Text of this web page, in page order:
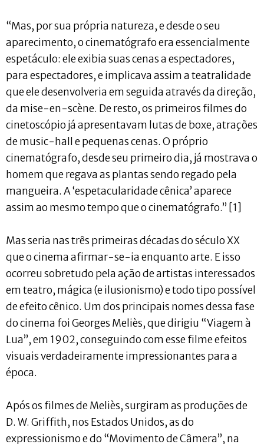
“Mas, por sua própria natureza, e desde o seu
aparecimento, o cinematógrafo era essencialmente
espetáculo: ele exibia suas cenas a espectadores,
para espectadores, e implicava assim a teatralidade
que ele desenvolveria em seguida através da direção,
da mise-en-scène. De resto, os primeiros filmes do
cinetoscópio já apresentavam lutas de boxe, atrações
de music-hall e pequenas cenas. O próprio
cinematógrafo, desde seu primeiro dia, já mostrava o
homem que regava as plantas sendo regado pela
mangueira. A ‘espetacularidade cênica’ aparece
assim ao mesmo tempo que o cinematógrafo.” [1]
Mas seria nas três primeiras décadas do século XX
que o cinema afirmar-se-ia enquanto arte. E isso
ocorreu sobretudo pela ação de artistas interessados
em teatro, mágica (e ilusionismo) e todo tipo possível
de efeito cênico. Um dos principais nomes dessa fase
do cinema foi Georges Meliès, que dirigiu “Viagem à
Lua”, em 1902, conseguindo com esse filme efeitos
visuais verdadeiramente impressionantes para a
época.
Após os filmes de Meliès, surgiram as produções de
D. W. Griffith, nos Estados Unidos, as do
expressionismo e do “Movimento de Câmera”, na